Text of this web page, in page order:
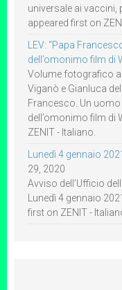
universale ai vaccini,
appeared first on
LEV: “Papa
dell’omonimo film di
Volume fotografico
Viganò e Gianluca
Francesco. Un uomo
dell’omonimo film di
ZENIT - Italiano.
Lunedì 4 gennaio
29, 2020
Avviso dell’Ufficio
Lunedì 4 gennaio
first on ZENIT -